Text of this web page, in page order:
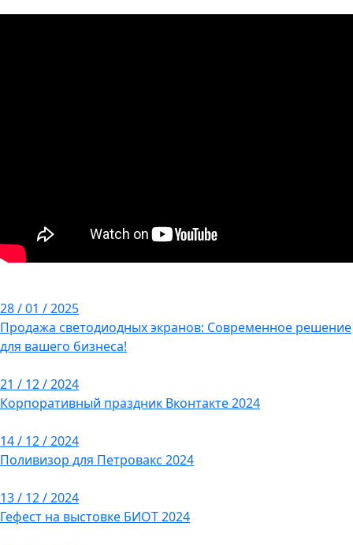
28 / 01 / 2025
Продажа светодиодных экранов: Современное решение
для вашего бизнеса!
21 / 12 / 2024
Корпоративный праздник Вконтакте 2024
14 / 12 / 2024
Поливизор для Петровакс 2024
13 / 12 / 2024
Гефест на выстовке БИОТ 2024